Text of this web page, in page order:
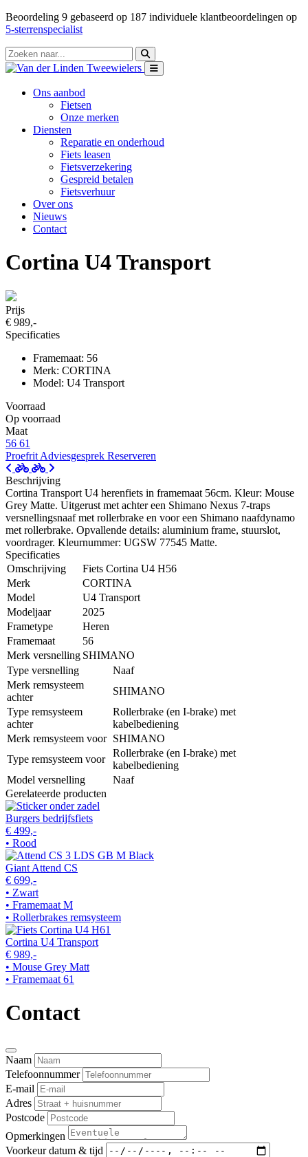
Beoordeling 9 gebaseerd op 187 individuele klantbeoordelingen op
5-sterrenspecialist
Ons aanbod
Fietsen
Onze merken
Diensten
Reparatie en onderhoud
Fiets leasen
Fietsverzekering
Gespreid betalen
Fietsverhuur
Over ons
Nieuws
Contact
Cortina U4 Transport
Prijs
€ 989,-
Specificaties
Framemaat: 56
Merk: CORTINA
Model: U4 Transport
Voorraad
Op voorraad
Maat
56 61
Proefrit Adviesgesprek Reserveren
Beschrijving
Cortina Transport U4 herenfiets in framemaat 56cm. Kleur: Mouse
Grey Matte. Uitgerust met achter een Shimano Nexus 7-traps
versnellingsnaaf met rollerbrake en voor een Shimano naafdynamo
met rollerbrake. Opvallende details: aluminium frame, stuurslot,
voordrager. Kleurnummer: UGSW 77545 Matte.
Specificaties
Omschrijving
Fiets Cortina U4 H56
Merk
CORTINA
Model
U4 Transport
Modeljaar
2025
Frametype
Heren
Framemaat
56
Merk versnelling SHIMANO
Type versnelling
Naaf
Merk remsysteem
achter
SHIMANO
Type remsysteem
achter
Rollerbrake (en I-brake) met
kabelbediening
Merk remsysteem voor SHIMANO
Type remsysteem voor
Rollerbrake (en I-brake) met
kabelbediening
Model versnelling
Naaf
Gerelateerde producten
Burgers bedrijfsfiets
€ 499,-
• Rood
Giant Attend CS
€ 699,-
• Zwart
• Framemaat M
• Rollerbrakes remsysteem
Cortina U4 Transport
€ 989,-
• Mouse Grey Matt
• Framemaat 61
Contact
Naam
Telefoonnummer
E-mail
Adres
Postcode
Opmerkingen
Voorkeur datum & tijd